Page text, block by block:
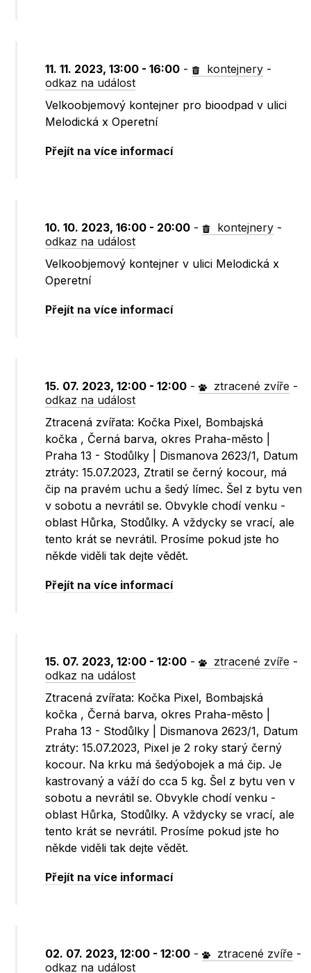
11. 11. 2023, 13:00 - 16:00 - kontejnery -
odkaz na událost
Velkoobjemový kontejner pro bioodpad v ulici
Melodická x Operetní
Přejít na více informací
10. 10. 2023, 16:00 - 20:00 - kontejnery -
odkaz na událost
Velkoobjemový kontejner v ulici Melodická x
Operetní
Přejít na více informací
15. 07. 2023, 12:00 - 12:00 - ztracené zvíře -
odkaz na událost
Ztracená zvířata: Kočka Pixel, Bombajská
kočka , Černá barva, okres Praha-město |
Praha 13 - Stodůlky | Dismanova 2623/1, Datum
ztráty: 15.07.2023, Ztratil se černý kocour, má
čip na pravém uchu a šedý límec. Šel z bytu ven
v sobotu a nevrátil se. Obvykle chodí venku -
oblast Hůrka, Stodůlky. A vždycky se vrací, ale
tento krát se nevrátil. Prosíme pokud jste ho
někde viděli tak dejte vědět.
Přejít na více informací
15. 07. 2023, 12:00 - 12:00 - ztracené zvíře -
odkaz na událost
Ztracená zvířata: Kočka Pixel, Bombajská
kočka , Černá barva, okres Praha-město |
Praha 13 - Stodůlky | Dismanova 2623/1, Datum
ztráty: 15.07.2023, Pixel je 2 roky starý černý
kocour. Na krku má šedýobojek a má čip. Je
kastrovaný a váží do cca 5 kg. Šel z bytu ven v
sobotu a nevrátil se. Obvykle chodí venku -
oblast Hůrka, Stodůlky. A vždycky se vrací, ale
tento krát se nevrátil. Prosíme pokud jste ho
někde viděli tak dejte vědět.
Přejít na více informací
02. 07. 2023, 12:00 - 12:00 - ztracené zvíře -
odkaz na událost